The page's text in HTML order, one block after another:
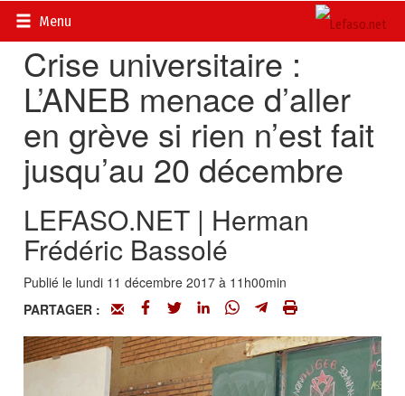
Menu
Accueil>
Crise universitaire :
L’ANEB menace d’aller
en grève si rien n’est fait
jusqu’au 20 décembre
LEFASO.NET | Herman
Frédéric Bassolé
Publié le lundi 11 décembre 2017 à 11h00min
PARTAGER :